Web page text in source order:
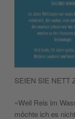
SEIEN SIE NETT
«Weil Reis im
möchte ich es